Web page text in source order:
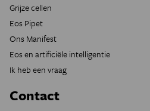
Grijze cellen
Eos Pipet
Ons Manifest
Eos en artificiële intelligentie
Ik heb een vraag
Contact